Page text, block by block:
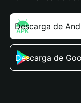
Descarga de
Descarga de